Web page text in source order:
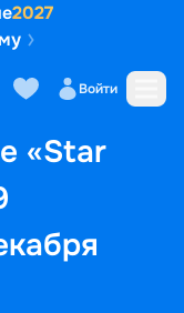
2027
Войти
«Star
Маршрут и